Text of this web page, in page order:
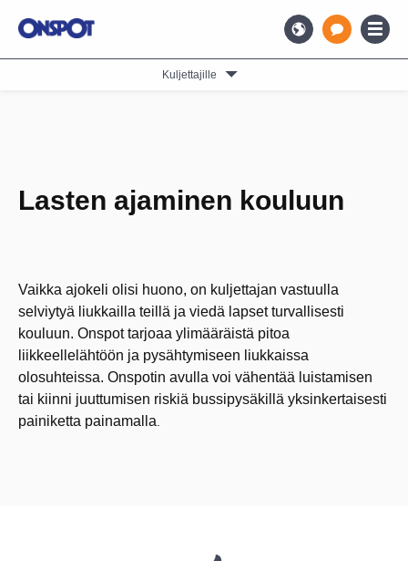
Kuljettajille
Lasten ajaminen kouluun
Vaikka ajokeli olisi huono, on kuljettajan vastuulla
selviytyä liukkailla teillä ja viedä lapset turvallisesti
kouluun. Onspot tarjoaa ylimääräistä pitoa
liikkeellelähtöön ja pysähtymiseen liukkaissa
olosuhteissa. Onspotin avulla voi vähentää luistamisen
tai kiinni juuttumisen riskiä bussipysäkillä yksinkertaisesti
painiketta painamalla